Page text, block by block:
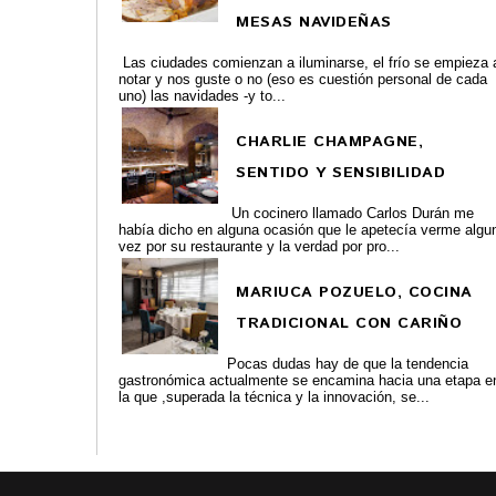
MESAS NAVIDEÑAS
Las ciudades comienzan a iluminarse, el frío se empieza
notar y nos guste o no (eso es cuestión personal de cada
uno) las navidades -y to...
CHARLIE CHAMPAGNE,
SENTIDO Y SENSIBILIDAD
Un cocinero llamado Carlos Durán me
había dicho en alguna ocasión que le apetecía verme
vez por su restaurante y la verdad por pro...
MARIUCA POZUELO, COCINA
TRADICIONAL CON CARIÑO
Pocas dudas hay de que la tendencia
gastronómica actualmente se encamina hacia una etapa
la que ,superada la técnica y la innovación, se...